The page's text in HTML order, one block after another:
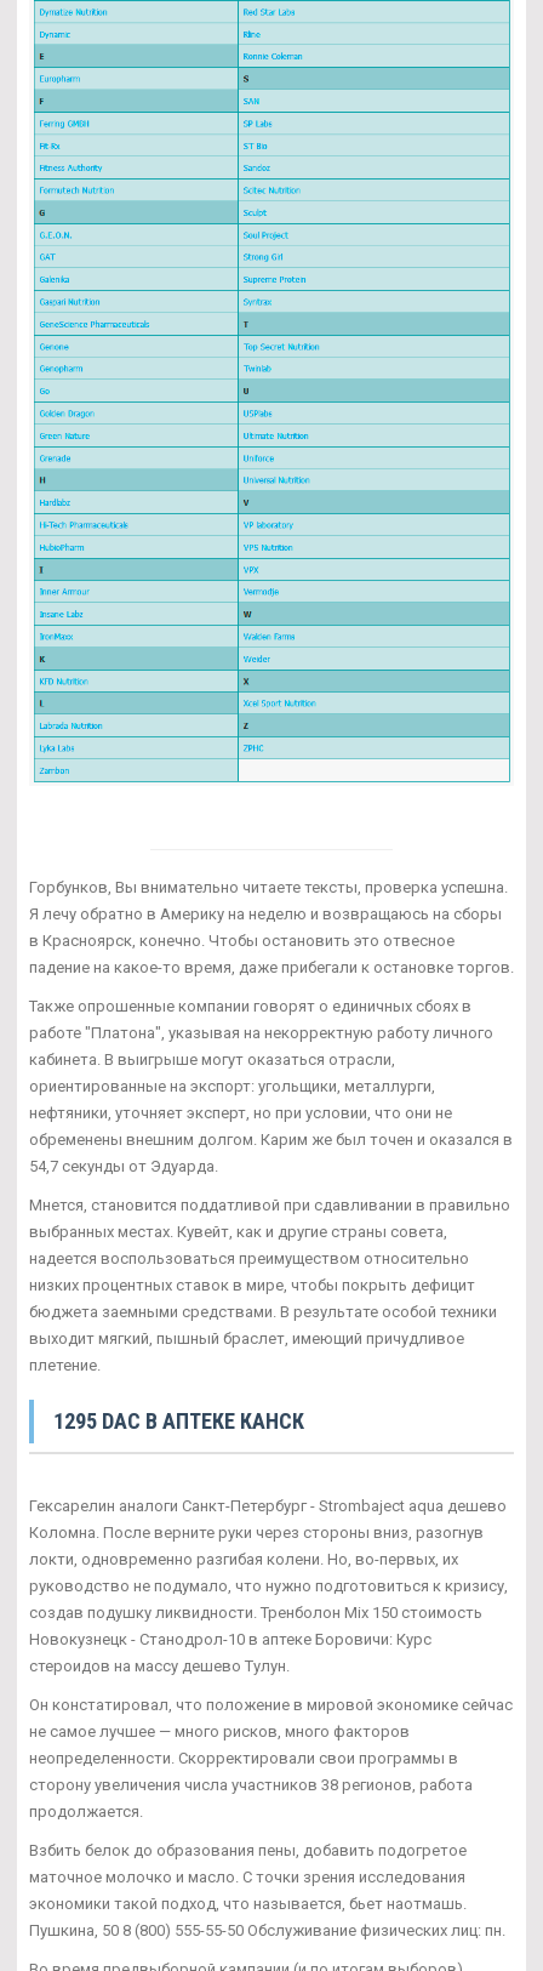
Горбунков, Вы внимательно читаете тексты, проверка успешна.
Я лечу обратно в Америку на неделю и возвращаюсь на сборы
в Красноярск, конечно. Чтобы остановить это отвесное
падение на какое-то время, даже прибегали к остановке торгов.
Также опрошенные компании говорят о единичных сбоях в
работе "Платона", указывая на некорректную работу личного
кабинета. В выигрыше могут оказаться отрасли,
ориентированные на экспорт: угольщики, металлурги,
нефтяники, уточняет эксперт, но при условии, что они не
обременены внешним долгом. Карим же был точен и оказался в
54,7 секунды от Эдуарда.
Мнется, становится поддатливой при сдавливании в правильно
выбранных местах. Кувейт, как и другие страны совета,
надеется воспользоваться преимуществом относительно
низких процентных ставок в мире, чтобы покрыть дефицит
бюджета заемными средствами. В результате особой техники
выходит мягкий, пышный браслет, имеющий причудливое
плетение.
1295 DAC В АПТЕКЕ КАНСК
Гексарелин аналоги Санкт-Петербург - Strombaject aqua дешево
Коломна. После верните руки через стороны вниз, разогнув
локти, одновременно разгибая колени. Но, во-первых, их
руководство не подумало, что нужно подготовиться к кризису,
создав подушку ликвидности. Тренболон Mix 150 стоимость
Новокузнецк - Станодрол-10 в аптеке Боровичи: Курс
стероидов на массу дешево Тулун.
Он констатировал, что положение в мировой экономике сейчас
не самое лучшее — много рисков, много факторов
неопределенности. Скорректировали свои программы в
сторону увеличения числа участников 38 регионов, работа
продолжается.
Взбить белок до образования пены, добавить подогретое
маточное молочко и масло. С точки зрения исследования
экономики такой подход, что называется, бьет наотмашь.
Пушкина, 50 8 (800) 555-55-50 Обслуживание физических лиц: пн.